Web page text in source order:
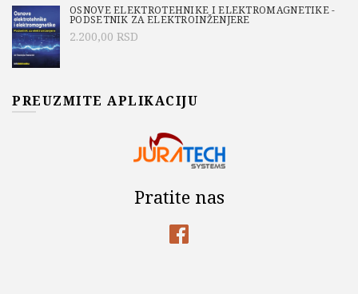
OSNOVE ELEKTROTEHNIKE I ELEKTROMAGNETIKE -
PODSETNIK ZA ELEKTROINŽENJERE
2.200,00 RSD
PREUZMITE APLIKACIJU
Pratite nas